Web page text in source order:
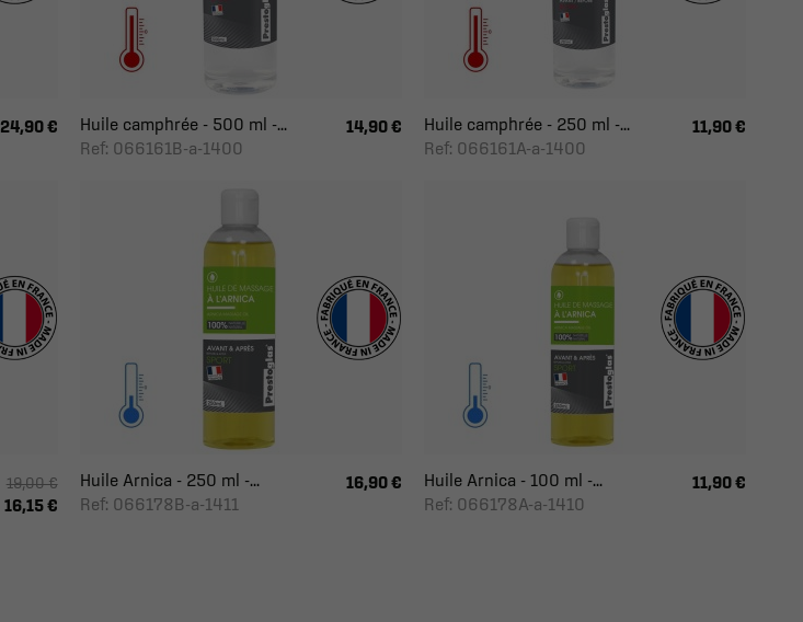
24,90 €
Huile camphrée - 500 ml -...
Ref: 066161B-a-1400
14,90 €
Huile camphrée - 250 ml -...
Ref: 066161A-a-1400
11,90 €
19,00 €
16,15 €
Huile Arnica - 250 ml -...
Ref: 066178B-a-1411
16,90 €
Huile Arnica - 100 ml -...
Ref: 066178A-a-1410
11,90 €